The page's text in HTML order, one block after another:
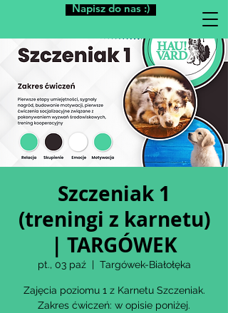
Napisz do nas :)
Szczeniak 1
(treningi z karnetu)
| TARGÓWEK
pt., 03 paź
  |
Targówek-Białołęka
Zajęcia poziomu 1 z Karnetu Szczeniak.
Zakres ćwiczeń: w opisie poniżej.